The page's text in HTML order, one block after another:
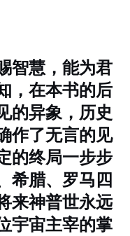
智慧，能为君
，在本书的后
的异象，历史
作了无言的见
的终局一步步
希腊、罗马四
来神普世永远
宇宙主宰的掌